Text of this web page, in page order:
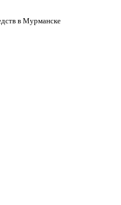
в Мурманске